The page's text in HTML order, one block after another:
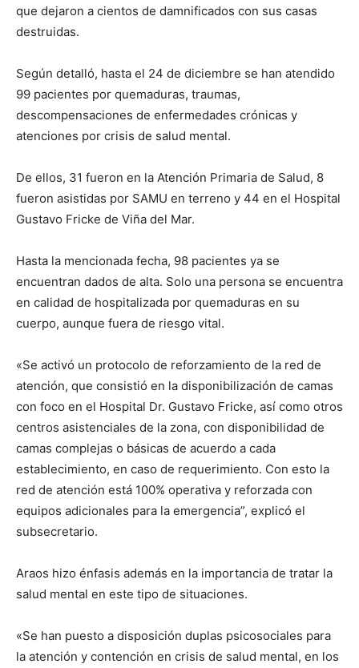
que dejaron a cientos de damnificados con sus casas
destruidas.
Según detalló, hasta el 24 de diciembre se han atendido
99 pacientes por quemaduras, traumas,
descompensaciones de enfermedades crónicas y
atenciones por crisis de salud mental.
De ellos, 31 fueron en la Atención Primaria de Salud, 8
fueron asistidas por SAMU en terreno y 44 en el Hospital
Gustavo Fricke de Viña del Mar.
Hasta la mencionada fecha, 98 pacientes ya se
encuentran dados de alta. Solo una persona se encuentra
en calidad de hospitalizada por quemaduras en su
cuerpo, aunque fuera de riesgo vital.
«Se activó un protocolo de reforzamiento de la red de
atención, que consistió en la disponibilización de camas
con foco en el Hospital Dr. Gustavo Fricke, así como otros
centros asistenciales de la zona, con disponibilidad de
camas complejas o básicas de acuerdo a cada
establecimiento, en caso de requerimiento. Con esto la
red de atención está 100% operativa y reforzada con
equipos adicionales para la emergencia”, explicó el
subsecretario.
Araos hizo énfasis además en la importancia de tratar la
salud mental en este tipo de situaciones.
«Se han puesto a disposición duplas psicosociales para
la atención y contención en crisis de salud mental, en los